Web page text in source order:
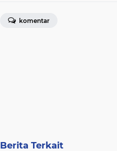
komentar
Berita Terkait